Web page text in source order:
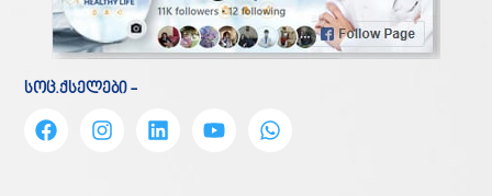
სოც.ქსელები -